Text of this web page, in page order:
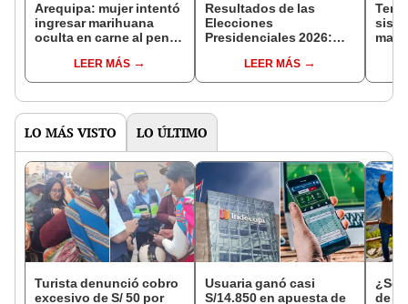
Arequipa: mujer intentó
ingresar marihuana
oculta en carne al penal
intervenidaLEER MÁS
Resultados de las
Elecciones
Presidenciales 2026:
según conteo OFICIAL
de la ONPE al 100%?
LEER MÁS
LO MÁS VISTO LO ÚLTIMO
Turista denunció cobro
excesivo de S/ 50 por
Usuaria ganó casi
S/14.850 en apuesta de
¿Se
de